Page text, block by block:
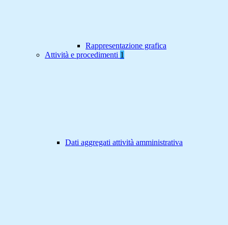
Rappresentazione grafica
Attività e procedimenti 1
Dati aggregati attività amministrativa